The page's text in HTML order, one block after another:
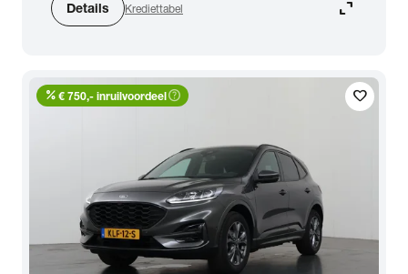
Details Krediettabel expand_content
favorite
percent € 750,- inruilvoordeelhelp_outline